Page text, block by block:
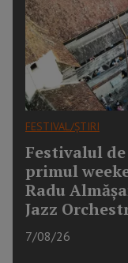
FESTIVAL/ȘTIRI
Festivalul
primul
Radu
Jazz
7/08/26